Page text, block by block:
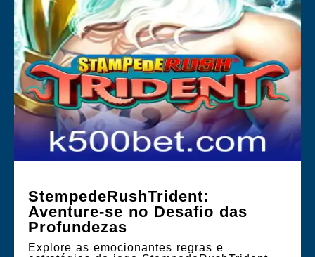
StempedeRushTrident:
Aventure-se no Desafio das
Profundezas
Explore as emocionantes regras e